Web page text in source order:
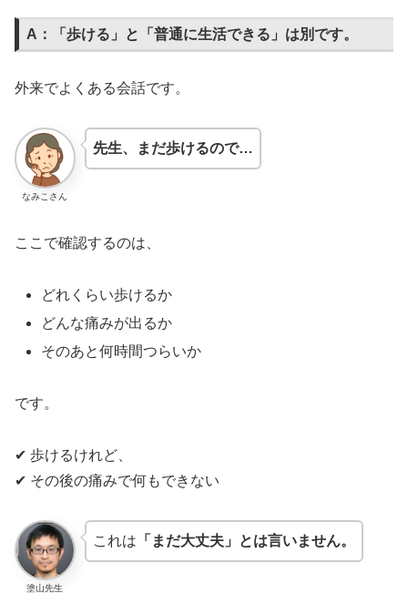
A：「歩ける」と「普通に生活できる」は別です。
外来でよくある会話です。
なみこさん
先生、まだ歩けるので…
ここで確認するのは、
どれくらい歩けるか
どんな痛みが出るか
そのあと何時間つらいか
です。
✔ 歩けるけれど、
✔ その後の痛みで何もできない
塗山先生
これは 「まだ大丈夫」とは言いません。